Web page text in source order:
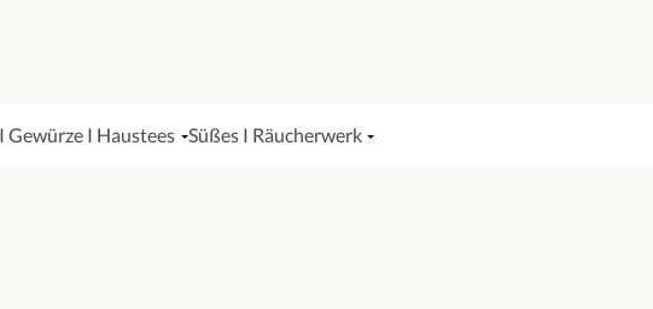
Gewürze I Haustees Süßes I Räucherwerk